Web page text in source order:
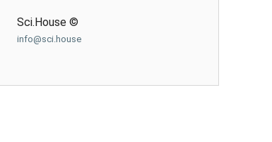
Sci.House ©
info@sci.house